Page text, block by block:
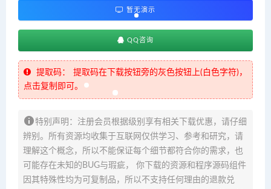
暂无演示
QQ咨询
提取码：
提取码在下载按钮旁的灰色按钮上(白色字符)，
点击复制即可。
特别声明：注册会员根据级别享有相关下载优惠，请仔细
辨别。所有资源均收集于互联网仅供学习、参考和研究，请
理解这个概念，所以不能保证每个细节都符合你的需求，也
可能存在未知的BUG与瑕疵， 你下载的资源和程序源码组件
因其特殊性均为可复制品，所以不支持任何理由的退款兑